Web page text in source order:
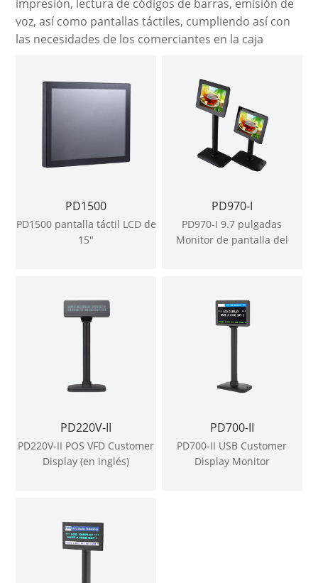
impresión, lectura de códigos de barras, emisión de
voz, así como pantallas táctiles, cumpliendo así con
las necesidades de los comerciantes en la caja
PD1500
PD1500 pantalla táctil LCD de
15"
PD970-I
PD970-I 9.7 pulgadas
Monitor de pantalla del
PD220V-II
PD220V-II POS VFD Customer
Display (en inglés)
PD700-II
PD700-II USB Customer
Display Monitor